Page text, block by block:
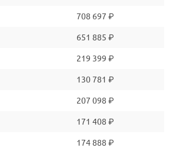
708 697 ₽
651 885 ₽
219 399 ₽
130 781 ₽
207 098 ₽
171 408 ₽
174 888 ₽